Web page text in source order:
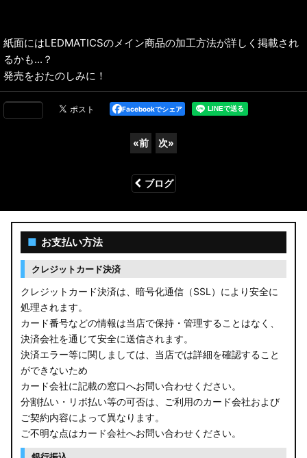
紙面にはLEDMATICSのメイン商品の加工方法が詳しく掲載され
るかも...？
発売をおたのしみに！
Facebookでシェア
«前 次»
ブログ
■ お支払い方法
クレジットカード決済
クレジットカード決済は、暗号化通信（SSL）により安全に
処理されます。
カード番号などの情報は当店で保持・管理することはなく、
決済会社を通じて安全に送信されます。
決済エラー等に関しましては、当店では詳細を確認すること
ができないため
カード会社に記載の窓口へお問い合わせください。
分割払い・リボ払い等の可否は、ご利用のカード会社および
ご契約内容によって異なります。
ご不明な点はカード会社へお問い合わせください。